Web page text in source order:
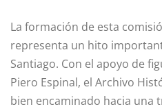
La formación de esta
representa un hito
Santiago. Con el apoyo de
Piero Espinal, el Archivo
bien encaminado hacia una